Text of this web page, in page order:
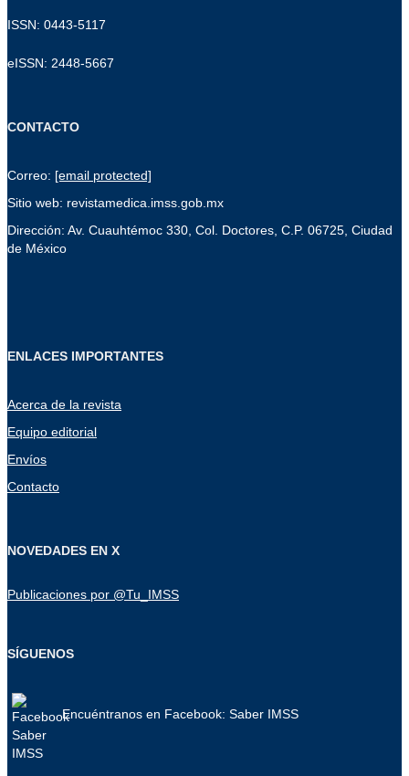
ISSN: 0443-5117
eISSN: 2448-5667
CONTACTO
Correo: [email protected]
Sitio web: revistamedica.imss.gob.mx
Dirección: Av. Cuauhtémoc 330, Col. Doctores, C.P. 06725, Ciudad
de México
ENLACES IMPORTANTES
Acerca de la revista
Equipo editorial
Envíos
Contacto
NOVEDADES EN X
Publicaciones por @Tu_IMSS
SÍGUENOS
Encuéntranos en Facebook: Saber IMSS